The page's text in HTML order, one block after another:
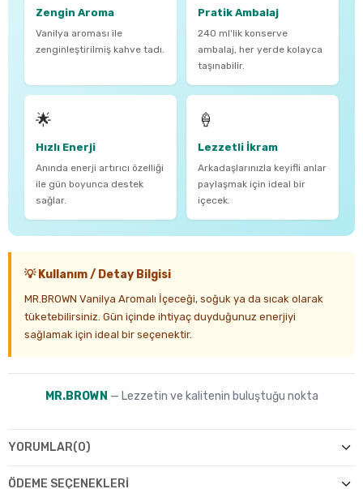
Zengin Aroma
Vanilya aroması ile
zenginleştirilmiş kahve tadı.
Pratik Ambalaj
240 ml'lik konserve
ambalaj, her yerde kolayca
taşınabilir.
🌟
Hızlı Enerji
Anında enerji artırıcı özelliği
ile gün boyunca destek
sağlar.
🍦
Lezzetli İkram
Arkadaşlarınızla keyifli anlar
paylaşmak için ideal bir
içecek.
💡 Kullanım / Detay Bilgisi
MR.BROWN Vanilya Aromalı İçeceği, soğuk ya da sıcak olarak
tüketebilirsiniz. Gün içinde ihtiyaç duyduğunuz enerjiyi
sağlamak için ideal bir seçenektir.
MR.BROWN — Lezzetin ve kalitenin buluştuğu nokta
YORUMLAR(0)
ÖDEME SEÇENEKLERI